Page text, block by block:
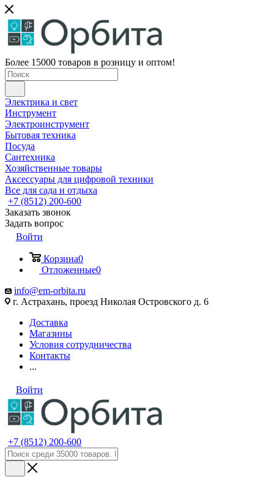
Более 15000 товаров в розницу и оптом!
Электрика и свет
Инструмент
Электроинструмент
Бытовая техника
Посуда
Сантехника
Хозяйственные товары
Аксессуары для цифровой техники
Все для сада и отдыха
+7 (8512) 200-600
Заказать звонок
Задать вопрос
Войти
Корзина0
Отложенные0
info@em-orbita.ru
г. Астрахань, проезд Николая Островского д. 6
Доставка
Магазины
Условия сотрудничества
Контакты
...
Войти
+7 (8512) 200-600